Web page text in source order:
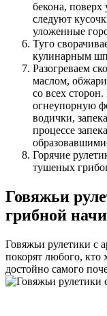
бекона, поверх
следуют
уложенные
Туго
кулинарным
Разогреваем
маслом,
со всех
огнеупорную
водички,
процессе
Горячие
тушеных
Говяжьи
грибной
Говяжьи рулетики с
покорят любого, кто
достойно самого